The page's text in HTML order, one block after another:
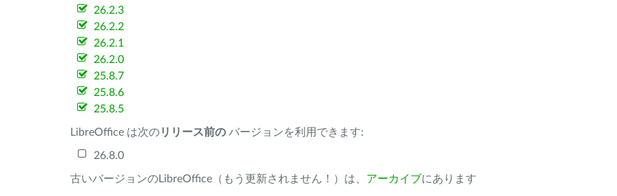
26.2.3
26.2.2
26.2.1
26.2.0
25.8.7
25.8.6
25.8.5
LibreOffice は次のリリース前の バージョンを利用できます:
26.8.0
古いバージョンのLibreOffice（もう更新されません！）は、 アーカイブにあります